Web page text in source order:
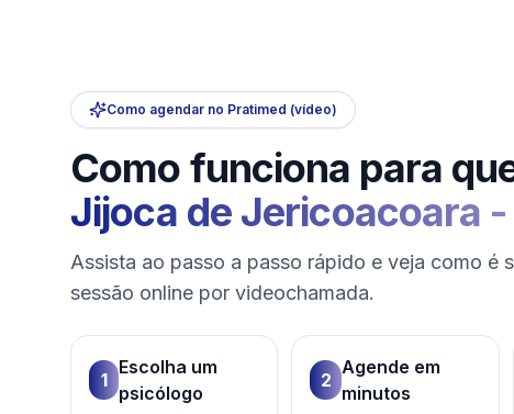
Como agendar no Pratimed (vídeo)
Como funciona para
Jijoca de Jericoacoara -
Assista ao passo a passo rápido e veja como é
sessão online por videochamada.
1
Escolha um
psicólogo
2
Agende em
minutos